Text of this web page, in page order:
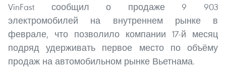
VinFast сообщил о продаже 9 903
электромобилей на внутреннем рынке в
феврале, что позволило компании 17-й месяц
подряд удерживать первое место по объёму
продаж на автомобильном рынке Вьетнама.